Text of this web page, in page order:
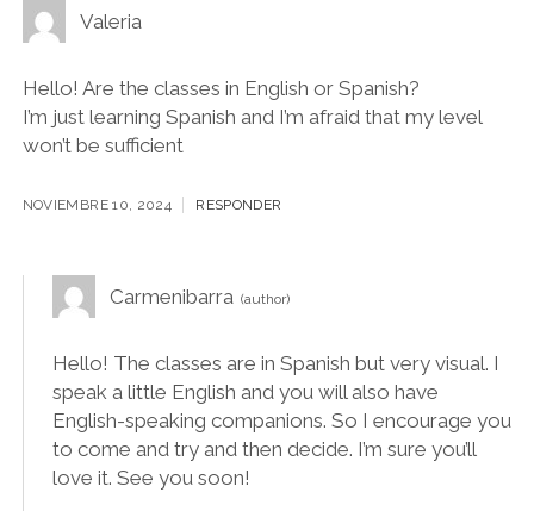
Valeria
Hello! Are the classes in English or Spanish?
I’m just learning Spanish and I’m afraid that my level
won’t be sufficient
NOVIEMBRE 10, 2024 RESPONDER
Carmenibarra
Hello! The classes are in Spanish but very visual. I
speak a little English and you will also have
English-speaking companions. So I encourage you
to come and try and then decide. I’m sure you’ll
love it. See you soon!